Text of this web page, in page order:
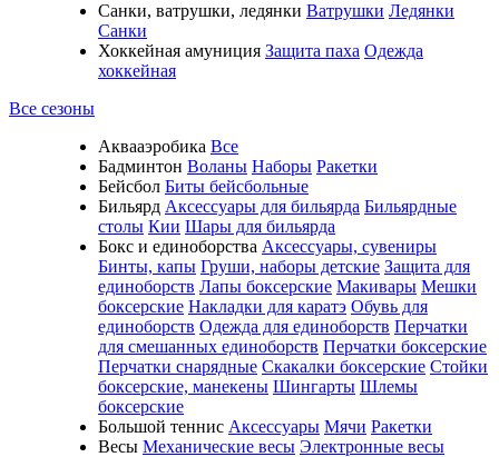
Санки, ватрушки, ледянки Ватрушки Ледянки
Санки
Хоккейная амуниция Защита паха Одежда
хоккейная
Все сезоны
Аквааэробика Все
Бадминтон Воланы Наборы Ракетки
Бейсбол Биты бейсбольные
Бильярд Аксессуары для бильярда Бильярдные
столы Кии Шары для бильярда
Бокс и единоборства Аксессуары, сувениры
Бинты, капы Груши, наборы детские Защита для
единоборств Лапы боксерские Макивары Мешки
боксерские Накладки для каратэ Обувь для
единоборств Одежда для единоборств Перчатки
для смешанных единоборств Перчатки боксерские
Перчатки снарядные Скакалки боксерские Стойки
боксерские, манекены Шингарты Шлемы
боксерские
Большой теннис Аксессуары Мячи Ракетки
Весы Механические весы Электронные весы